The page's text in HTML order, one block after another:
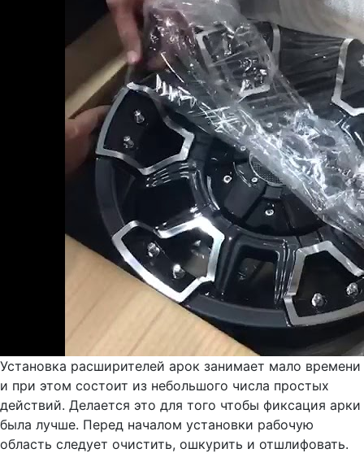
Установка расширителей арок занимает мало времени
и при этом состоит из небольшого числа простых
действий. Делается это для того чтобы фиксация арки
была лучше. Перед началом установки рабочую
область следует очистить, ошкурить и отшлифовать.